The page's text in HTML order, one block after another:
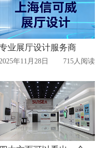
业展厅设计服务商
2025年11月28日 715人阅读